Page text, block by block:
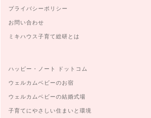
プライバシーポリシー
お問い合わせ
ミキハウス子育て総研とは
ハッピー・ノート ドットコム
ウェルカムベビーのお宿
ウェルカムベビーの結婚式場
子育てにやさしい住まいと環境